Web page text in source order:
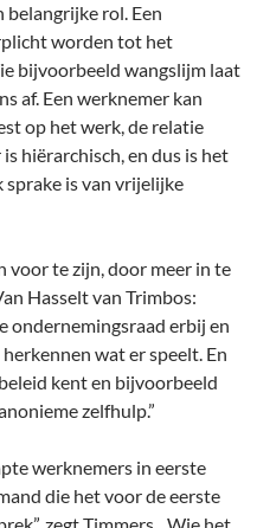
belangrijke rol. Een
worden tot het
bijvoorbeeld wangslijm laat
af. Een werknemer kan
op het werk, de relatie
hiërarchisch, en dus is het
sprake is van vrijelijke
voor te zijn, door meer in te
Hasselt van Trimbos:
ondernemingsraad erbij en
wat er speelt. En
kent en bijvoorbeeld
zelfhulp.”
werknemers in eerste
die het voor de eerste